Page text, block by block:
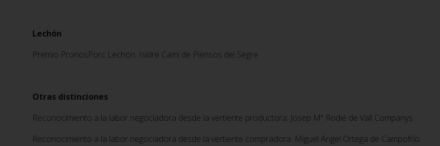
Lechón
Premio PronosPorc Lechón: Isidre Camí de Piensos del Segre
Otras distinciones
Reconocimiento a la labor negociadora desde la vertiente productora: Josep Mª Rodié de Vall Companys.
Reconocimiento a la labor negociadora desde la vertiente compradora: Miguel Ángel Ortega de Campofrío.